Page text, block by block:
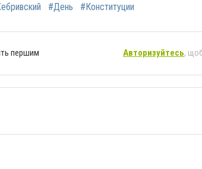
#День #Конституции
першим Авторизуйтесь,